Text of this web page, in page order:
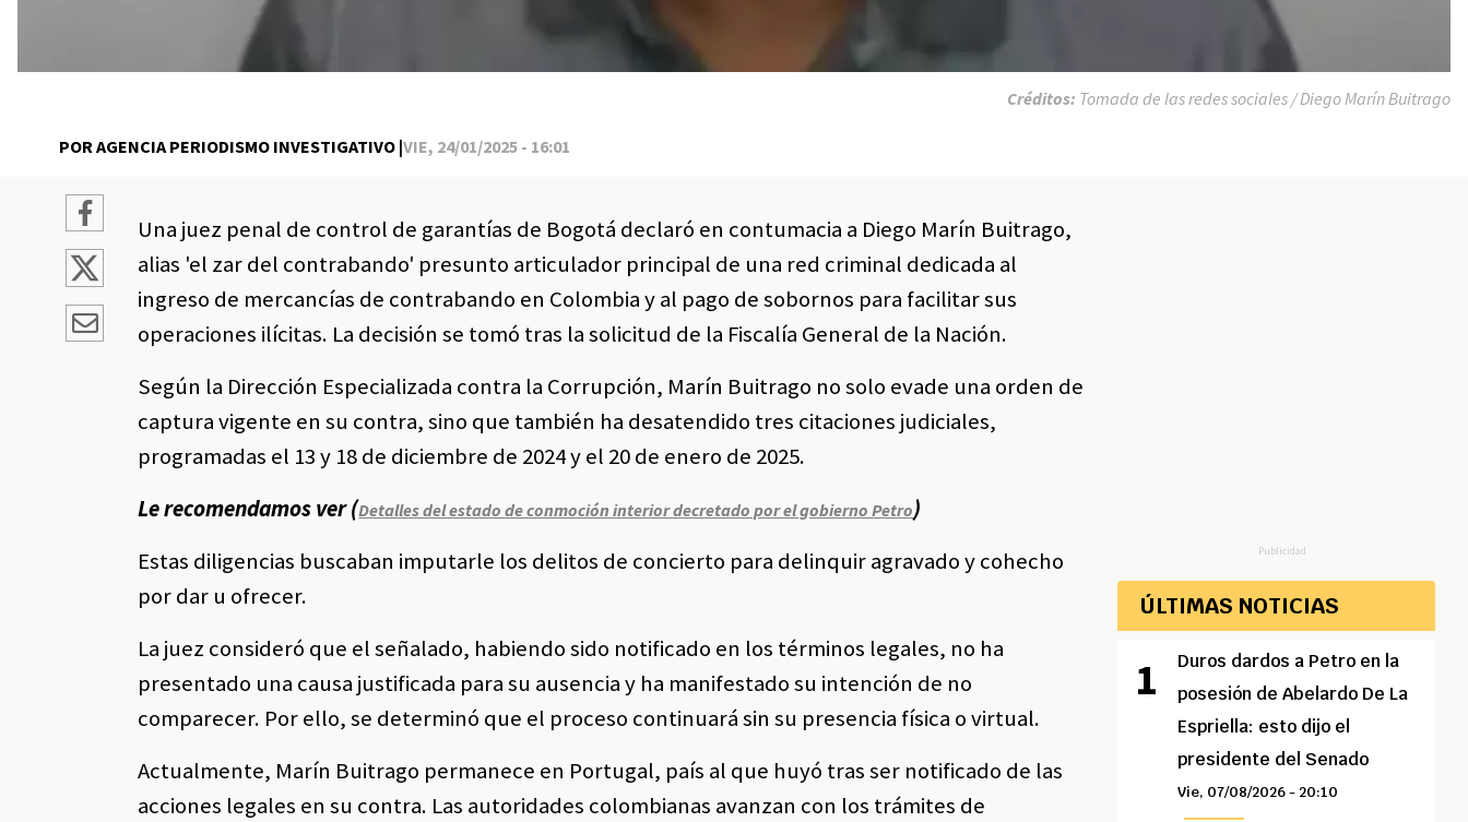
POR AGENCIA PERIODISMO INVESTIGATIVO |VIE, 24/01/2025 - 16:01
Créditos: Tomada de las redes sociales / Diego Marín Buitrago
Una juez penal de control de garantías de Bogotá declaró en contumacia a Diego Marín Buitrago,
alias 'el zar del contrabando' presunto articulador principal de una red criminal dedicada al
ingreso de mercancías de contrabando en Colombia y al pago de sobornos para facilitar sus
operaciones ilícitas. La decisión se tomó tras la solicitud de la Fiscalía General de la Nación.
Según la Dirección Especializada contra la Corrupción, Marín Buitrago no solo evade una orden de
captura vigente en su contra, sino que también ha desatendido tres citaciones judiciales,
programadas el 13 y 18 de diciembre de 2024 y el 20 de enero de 2025.
Le recomendamos ver (Detalles del estado de conmoción interior decretado por el gobierno Petro)
Estas diligencias buscaban imputarle los delitos de concierto para delinquir agravado y cohecho
por dar u ofrecer.
La juez consideró que el señalado, habiendo sido notificado en los términos legales, no ha
presentado una causa justificada para su ausencia y ha manifestado su intención de no
comparecer. Por ello, se determinó que el proceso continuará sin su presencia física o virtual.
Actualmente, Marín Buitrago permanece en Portugal, país al que huyó tras ser notificado de las
acciones legales en su contra. Las autoridades colombianas avanzan con los trámites de
Publicidad
ÚLTIMAS NOTICIAS
Duros dardos a Petro en la
posesión de Abelardo De La
Espriella: esto dijo el
presidente del Senado
Vie, 07/08/2026 - 20:10